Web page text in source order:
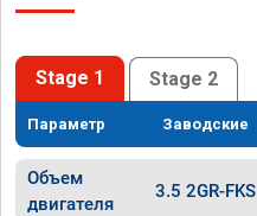
Stage 1 Stage 2
Параметр Заводские
Объем
двигателя
3.5 2GR-FKS